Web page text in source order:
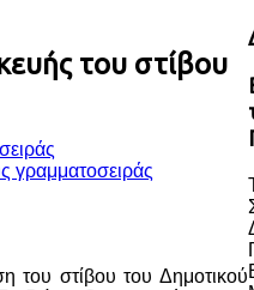
του στίβου
γραμματοσειράς
του στίβου του Δημοτικού